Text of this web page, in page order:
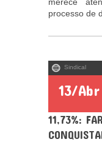
processo de
Sindical
13/Abr
11,73%: